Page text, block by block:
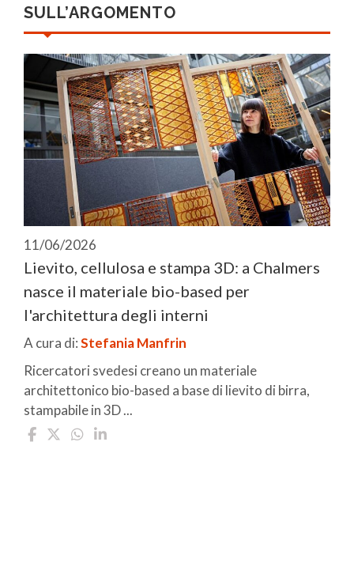
SULL’ARGOMENTO
11/06/2026
Lievito, cellulosa e stampa 3D: a Chalmers
nasce il materiale bio-based per
l'architettura degli interni
A cura di:Stefania Manfrin
Ricercatori svedesi creano un materiale
architettonico bio-based a base di lievito di birra,
stampabile in 3D ...